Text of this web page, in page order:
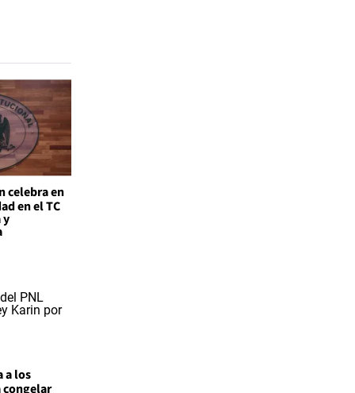
celebra en
en el TC
y
a los
congelar